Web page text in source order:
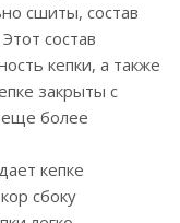
сшиты, состав
состав
кепки, а также
закрыты с
еще более
кепке
сбоку